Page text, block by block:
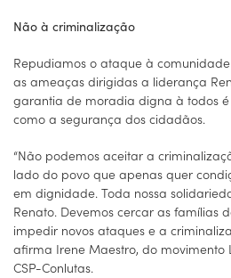
Não à criminalização
Repudiamos o ataque à
as ameaças dirigidas a liderança
garantia de moradia digna à todos
como a segurança dos cidadãos.
“Não podemos aceitar a
lado do povo que apenas quer
em dignidade. Toda nossa
Renato. Devemos cercar as famílias
impedir novos ataques e a
afirma Irene Maestro, do movimento
CSP-Conlutas.